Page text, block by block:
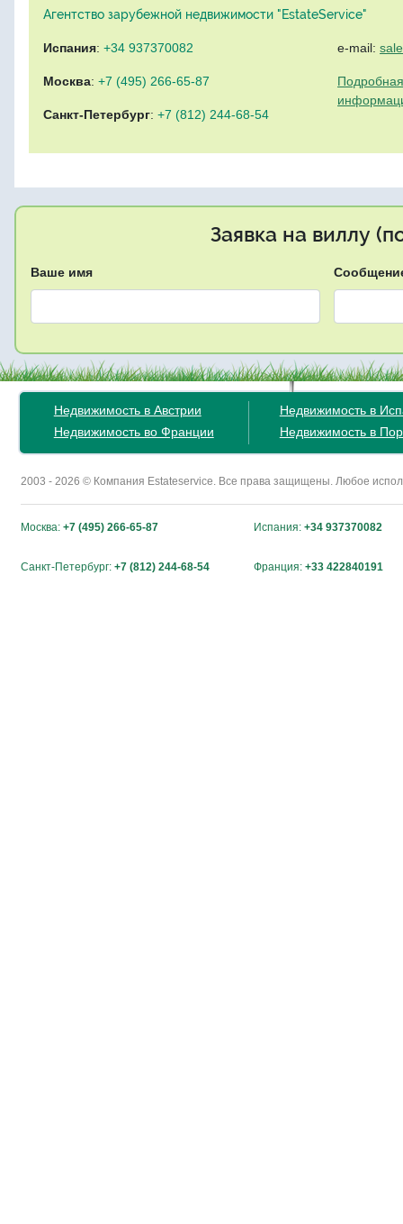
Агентство зарубежной недвижимости "EstateService"
Испания: +34 937370082
Москва: +7 (495) 266-65-87
Санкт-Петербург: +7 (812) 244-68-54
e-mail:
Заявка на виллу
Ваше имя
Недвижимость в Австрии
Недвижимость во Франции
Недвижимость в
Недвижимость в
2003 - 2026 © Компания Estateservice. Все права защищены. Любое
Москва: +7 (495) 266-65-87 Испания: +34 937370082
Санкт-Петербург: +7 (812) 244-68-54 Франция: +33 422840191